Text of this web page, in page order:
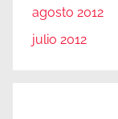
agosto 2012
julio 2012